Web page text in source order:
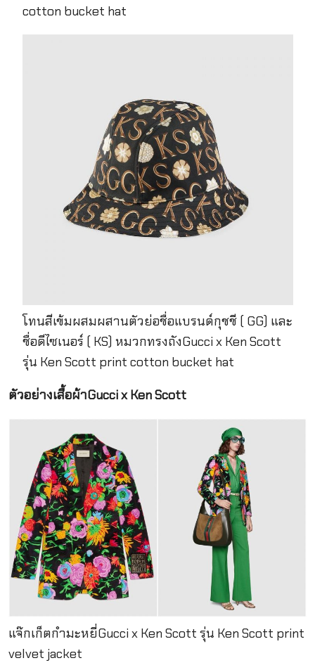
cotton bucket hat
โทนสีเข้มผสมผสานตัวย่อชื่อแบรนด์กุชชี ( GG) และ
ชื่อดีไซเนอร์ ( KS) หมวกทรงถังGucci x Ken Scott
รุ่น Ken Scott print cotton bucket hat
ตัวอย่างเสื้อผ้าGucci x Ken Scott
แจ๊กเก็ตกำมะหยี่Gucci x Ken Scott รุ่น Ken Scott print
velvet jacket